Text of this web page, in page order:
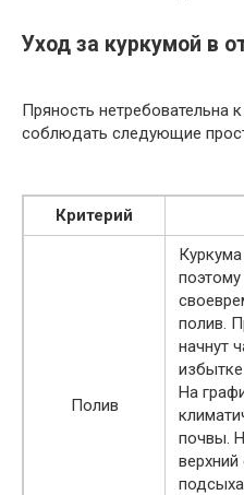
Уход за куркумой в
Пряность нетребовательна
соблюдать следующие
Критерий
Полив
полив.
начнут
На
почвы.
верхний